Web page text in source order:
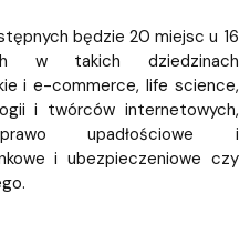
będzie 20 miejsc u 16
w takich dziedzinach
i e-commerce, life science,
i twórców internetowych,
upadłościowe i
i ubezpieczeniowe czy